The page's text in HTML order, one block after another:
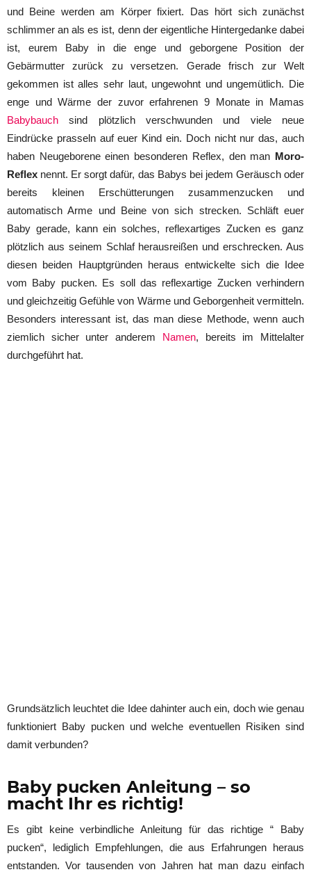
und Beine werden am Körper fixiert. Das hört sich zunächst
schlimmer an als es ist, denn der eigentliche Hintergedanke dabei
ist, eurem Baby in die enge und geborgene Position der
Gebärmutter zurück zu versetzen. Gerade frisch zur Welt
gekommen ist alles sehr laut, ungewohnt und ungemütlich. Die
enge und Wärme der zuvor erfahrenen 9 Monate in Mamas
Babybauch sind plötzlich verschwunden und viele neue
Eindrücke prasseln auf euer Kind ein. Doch nicht nur das, auch
haben Neugeborene einen besonderen Reflex, den man Moro-
Reflex nennt. Er sorgt dafür, das Babys bei jedem Geräusch oder
bereits kleinen Erschütterungen zusammenzucken und
automatisch Arme und Beine von sich strecken. Schläft euer
Baby gerade, kann ein solches, reflexartiges Zucken es ganz
plötzlich aus seinem Schlaf herausreißen und erschrecken. Aus
diesen beiden Hauptgründen heraus entwickelte sich die Idee
vom Baby pucken. Es soll das reflexartige Zucken verhindern
und gleichzeitig Gefühle von Wärme und Geborgenheit vermitteln.
Besonders interessant ist, das man diese Methode, wenn auch
ziemlich sicher unter anderem Namen, bereits im Mittelalter
durchgeführt hat.
Grundsätzlich leuchtet die Idee dahinter auch ein, doch wie genau
funktioniert Baby pucken und welche eventuellen Risiken sind
damit verbunden?
Baby pucken Anleitung – so
macht Ihr es richtig!
Es gibt keine verbindliche Anleitung für das richtige “ Baby
pucken“, lediglich Empfehlungen, die aus Erfahrungen heraus
entstanden. Vor tausenden von Jahren hat man dazu einfach